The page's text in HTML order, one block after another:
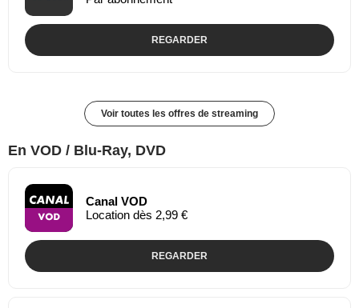
REGARDER
Voir toutes les offres de streaming
En VOD / Blu-Ray, DVD
Canal VOD
Location dès 2,99 €
REGARDER